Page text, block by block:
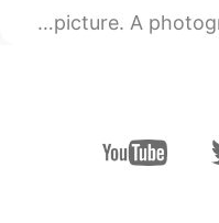
English Pronunciation >photograph